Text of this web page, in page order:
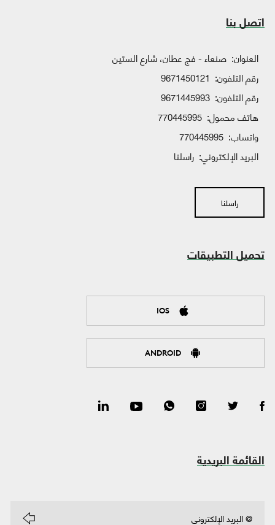
اتصل بنا
العنوان: صنعاء - فج عطان، شارع الستين
رقم التلفون: 9671450121
رقم التلفون: 9671445993
هاتف محمول: 770445995
واتساب:
البريد الإلكتروني: راسلنا
راسلنا
تحميل التطبيقات
IOS
ANDROID
القائمة البريدية